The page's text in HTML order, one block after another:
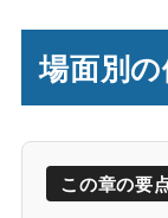
場面別
この章の要